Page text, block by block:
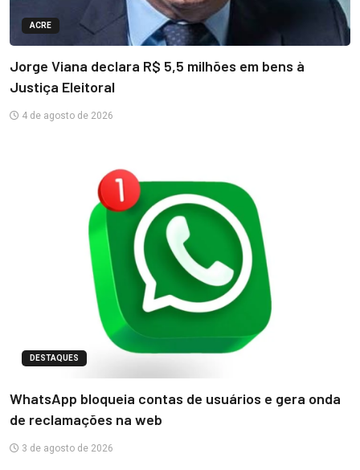
ACRE
Jorge Viana declara R$ 5,5 milhões em bens à
Justiça Eleitoral
4 de agosto de 2026
DESTAQUES
WhatsApp bloqueia contas de usuários e gera onda
de reclamações na web
3 de agosto de 2026